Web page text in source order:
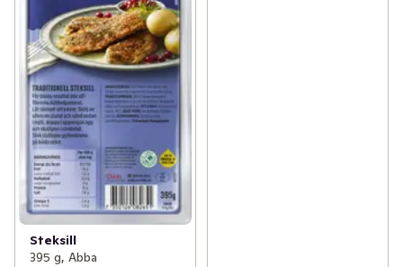
Steksill
395 g, Abba